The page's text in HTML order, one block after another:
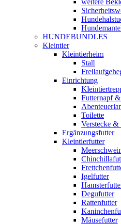
weitere
HUNDEBUNDLES
Kleintier
Kleintierheim
Stall
Einrichtung
Futternapf
Toilette
Verstecke &
Ergänzungsfutter
Kleintierfutter
Igelfutter
Degufutter
Rattenfutter
Mäusefutter